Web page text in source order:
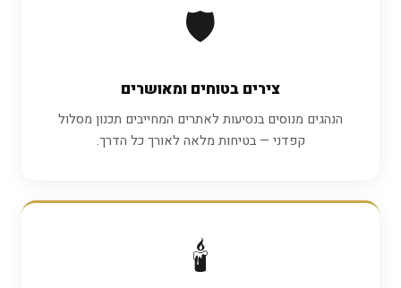
🛡️
צירים בטוחים ומאושרים
הנהגים מנוסים בנסיעות לאתרים המחייבים תכנון מסלול
קפדני — בטיחות מלאה לאורך כל הדרך.
🕯️